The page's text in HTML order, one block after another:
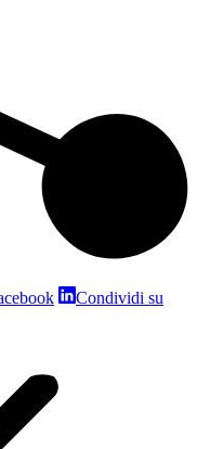
Condividi
Condividi su